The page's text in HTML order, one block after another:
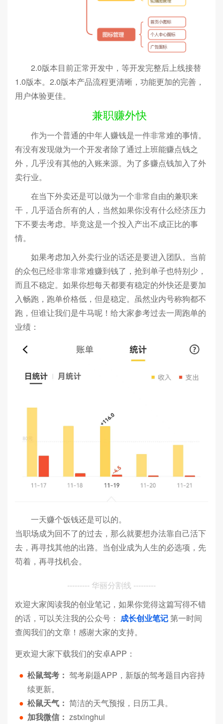
2.0版本目前正常开发中，等开发完整后上线接替
1.0版本。2.0版本产品流程更清晰，功能更加的完善，
用户体验更佳。
兼职赚外快
作为一个普通的中年人赚钱是一件非常难的事情。
有没有发现做为一个开发者除了通过上班能赚点钱之
外，几乎没有其他的入账来源。为了多赚点钱加入了外
卖行业。
在当下外卖还是可以做为一个非常自由的兼职来
干，几乎适合所有的人，当然如果你没有什么经济压力
下不要去考虑。毕竟这是一个投入产出不成正比的事
情。
如果考虑加入外卖行业的话还是要进入团队。当前
的众包已经非常非常难赚到钱了，抢到单子也特别少，
而且不稳定。如果你想每天都要有稳定的外快还是要加
入畅跑，跑单价格低，但是稳定。虽然业内号称狗都不
跑，但谁让我们是牛马呢！给大家参考过去一周跑单的
业绩：
一天赚个饭钱还是可以的。
当职场成为回不了的过去，那么就要想办法靠自己活下
去，再寻找其他的出路。当创业成为人生的必选项，先
苟着，再寻找机会。
--------- 华丽分割线 ---------
欢迎大家阅读我的创业笔记，如果你觉得这篇写得不错
的话，可以关注我的公众号： 成长创业笔记第一时间
查阅我们的文章！感谢大家的支持。
更欢迎大家下载我们的安卓APP：
● 松鼠驾考： 驾考刷题APP，新版的驾考题目内容持
续更新。
● 松鼠天气： 简洁的天气预报，日历工具。
● 加我微信： zstxinghui